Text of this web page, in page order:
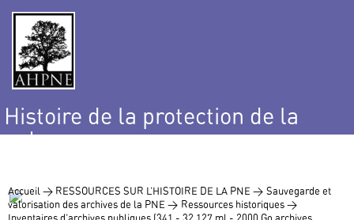
Histoire de la protection de la
nature
Accueil > RESSOURCES SUR L’HISTOIRE DE LA PNE > Sauvegarde et
valorisation des archives de la PNE > Ressources historiques >